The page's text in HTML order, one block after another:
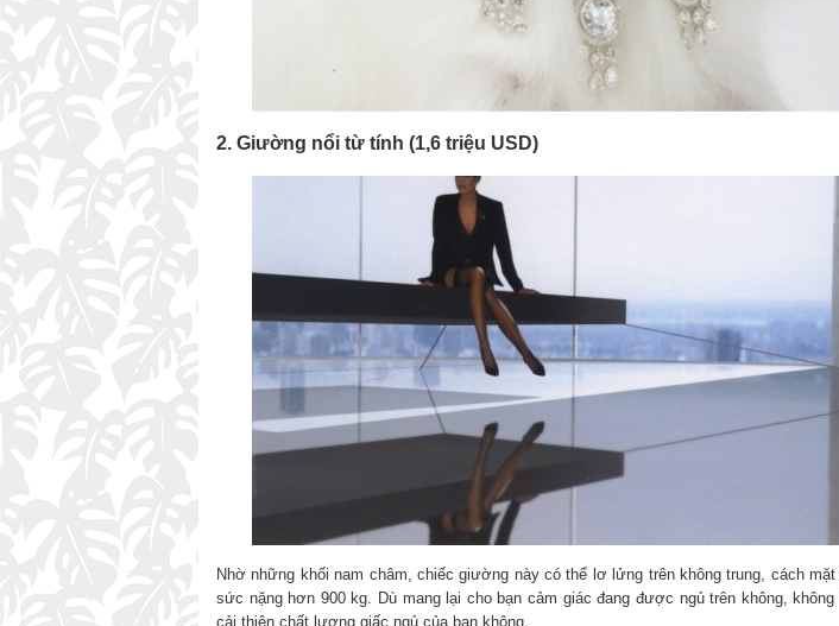
2. Giường nổi từ tính (1,6 triệu USD)
Nhờ những khối nam châm, chiếc giường này có thể lơ lửng trên không trung, cách
sức nặng hơn 900 kg. Dù mang lại cho bạn cảm giác đang được ngủ trên không,
cải thiện chất lượng giấc ngủ của bạn không.